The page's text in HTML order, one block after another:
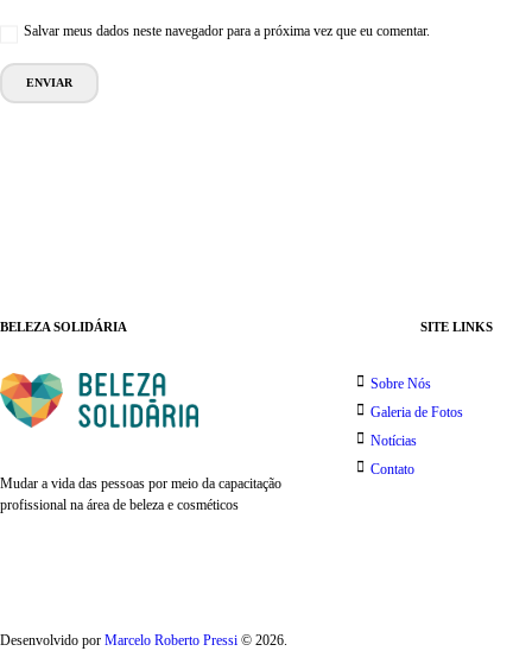
Salvar meus dados neste navegador para a próxima vez que eu comentar.
BELEZA SOLIDÁRIA
Mudar a vida das pessoas por meio da capacitação
profissional na área de beleza e cosméticos
SITE LINKS
Sobre Nós
Galeria de Fotos
Notícias
Contato
Desenvolvido por Marcelo Roberto Pressi © 2026.